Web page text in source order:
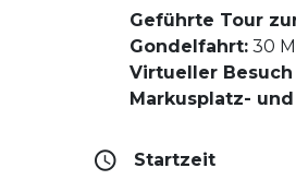
Geführte Tour
Gondelfahrt: 30
Virtueller
Markusplatz-
Startzeit